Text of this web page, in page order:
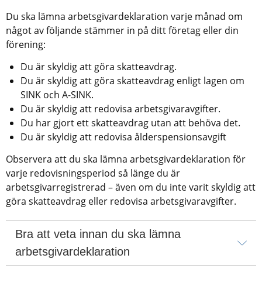
Du ska lämna arbetsgivardeklaration varje månad om
något av följande stämmer in på ditt företag eller din
förening:
Du är skyldig att göra skatteavdrag.
Du är skyldig att göra skatteavdrag enligt lagen om
SINK och A-SINK.
Du är skyldig att redovisa arbetsgivaravgifter.
Du har gjort ett skatteavdrag utan att behöva det.
Du är skyldig att redovisa ålderspensionsavgift
Observera att du ska lämna arbetsgivardeklaration för
varje redovisningsperiod så länge du är
arbetsgivarregistrerad – även om du inte varit skyldig att
göra skatteavdrag eller redovisa arbetsgivaravgifter.
Bra att veta innan du ska lämna
arbetsgivardeklaration